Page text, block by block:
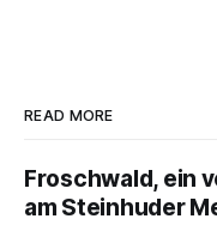
READ MORE
Froschwald, ein
am Steinhuder